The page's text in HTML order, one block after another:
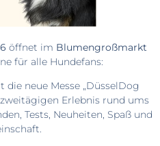
öffnet im Blumengroßmarkt
für alle Hundefans:
neue Messe „DüsselDog
Erlebnis rund ums
Tests, Neuheiten, Spaß und